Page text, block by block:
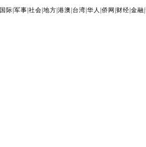
国际 |军事 |社会 |地方 |港澳 台湾 |华人 |侨网 财经 |金融 |